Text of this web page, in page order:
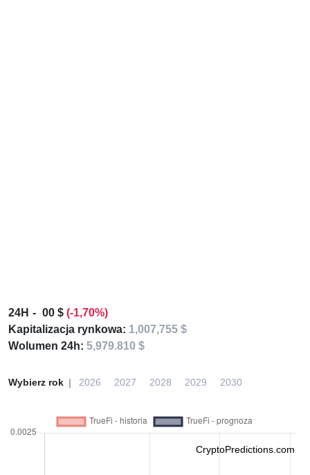
24H 00 $ (-1,70%)
Kapitalizacja rynkowa: 1,007,755 $
Wolumen 24h: 5,979.810 $
Wybierz rok 2026 2027 2028 2029 2030
CryptoPredictions.com